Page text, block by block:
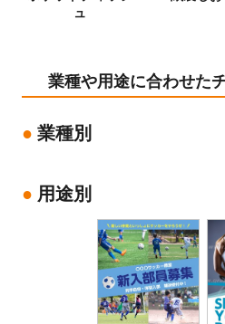
ュ
業種や用途に合わせた
業種別
用途別